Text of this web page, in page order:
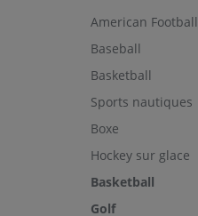
American Football
Baseball
Basketball
Sports nautiques
Boxe
Hockey sur glace
Basketball
Golf